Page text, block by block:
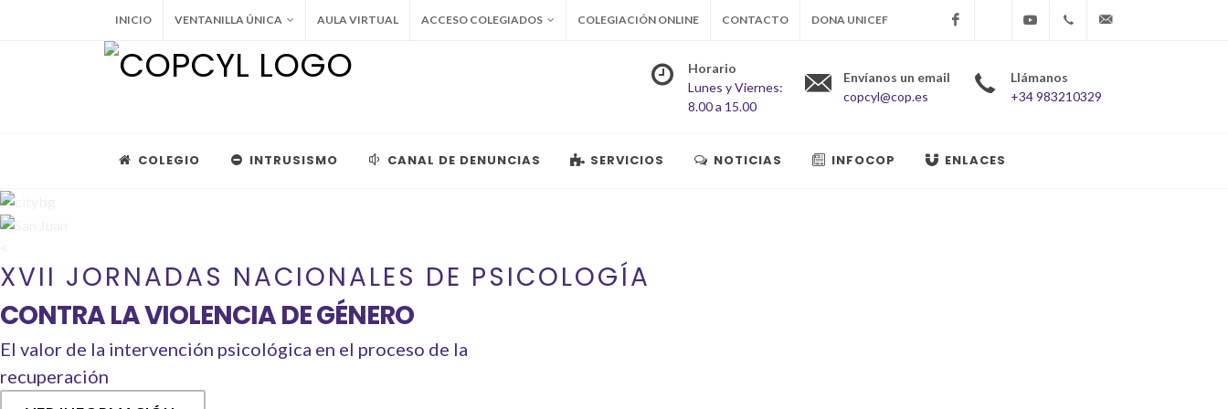
INICIO VENTANILLA ÚNICA AULA VIRTUAL ACCESO COLEGIADOS COLEGIACIÓN ONLINE CONTACTO DONA UNICEF Facebook Youtube +34983210329
Horario
Lunes y Viernes:
8.00 a 15.00
Envíanos un email
copcyl@cop.es
Llámanos
+34 983210329
COLEGIO INTRUSISMO CANAL DE DENUNCIAS SERVICIOS NOTICIAS INFOCOP ENLACES
XVII JORNADAS NACIONALES DE PSICOLOGÍA
CONTRA LA VIOLENCIA DE GÉNERO
El valor de la intervención psicológica en el proceso de la
recuperación